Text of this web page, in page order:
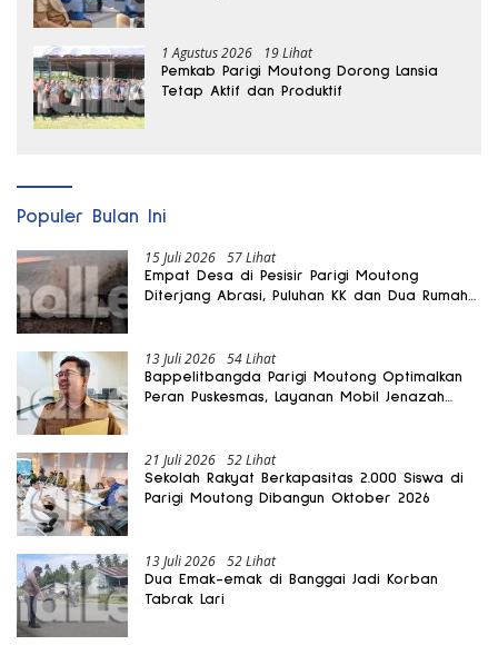
1 Agustus 2026 19 Lihat
Pemkab Parigi Moutong Dorong Lansia
Tetap Aktif dan Produktif
Populer Bulan Ini
15 Juli 2026 57 Lihat
Empat Desa di Pesisir Parigi Moutong
Diterjang Abrasi, Puluhan KK dan Dua Rumah
13 Juli 2026 54 Lihat
Bappelitbangda Parigi Moutong Optimalkan
Peran Puskesmas, Layanan Mobil Jenazah
21 Juli 2026 52 Lihat
Sekolah Rakyat Berkapasitas 2.000 Siswa di
Parigi Moutong Dibangun Oktober 2026
13 Juli 2026 52 Lihat
Dua Emak-emak di Banggai Jadi Korban
Tabrak Lari